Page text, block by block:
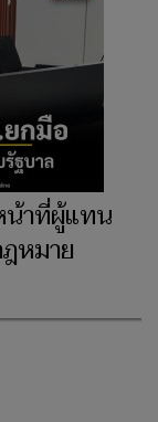
น้าที่ผู้แทน
หมาย